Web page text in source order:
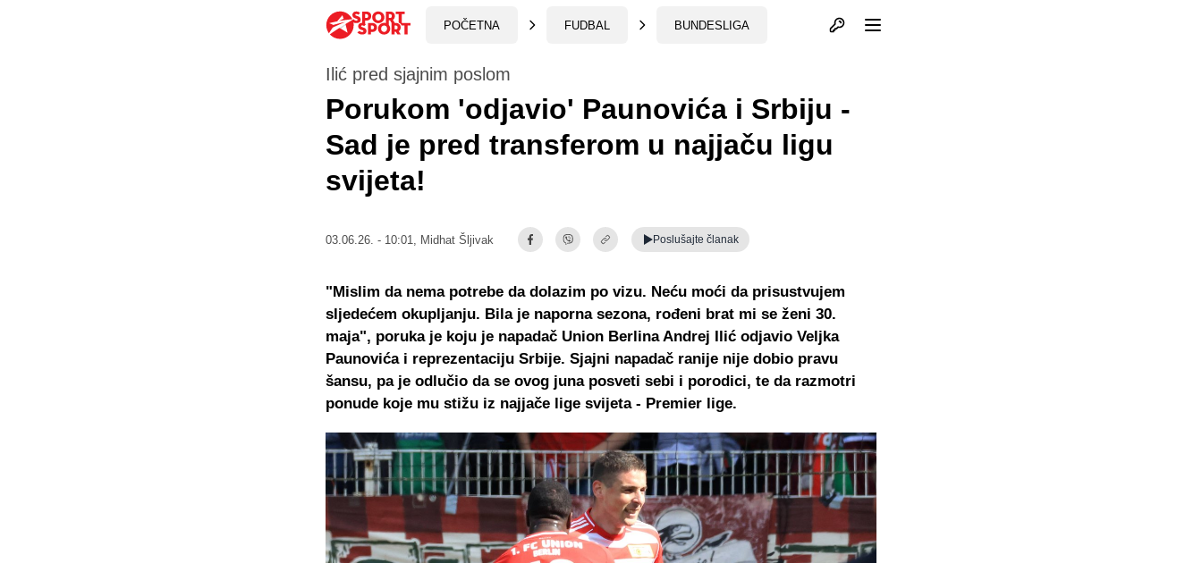
POČETNA FUDBAL BUNDESLIGA Otvori profil
Ilić pred sjajnim poslom
Porukom 'odjavio' Paunovića i Srbiju -
Sad je pred transferom u najjaču ligu
svijeta!
03.06.26. - 10:01, Midhat Šljivak Poslušajte članak
"Mislim da nema potrebe da dolazim po vizu. Neću moći da prisustvujem
sljedećem okupljanju. Bila je naporna sezona, rođeni brat mi se ženi 30.
maja", poruka je koju je napadač Union Berlina Andrej Ilić odjavio Veljka
Paunovića i reprezentaciju Srbije. Sjajni napadač ranije nije dobio pravu
šansu, pa je odlučio da se ovog juna posveti sebi i porodici, te da razmotri
ponude koje mu stižu iz najjače lige svijeta - Premier lige.